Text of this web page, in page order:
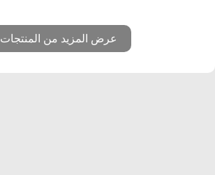
عرض المزيد من المنتجات